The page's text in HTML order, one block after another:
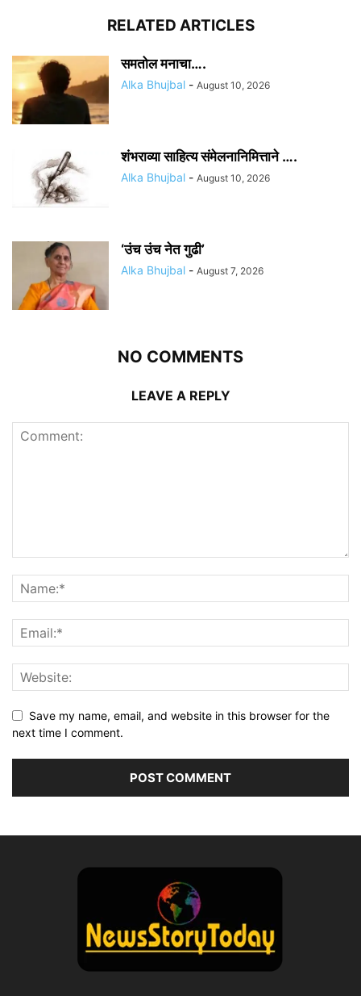
RELATED ARTICLES
समतोल मनाचा….
Alka Bhujbal - August 10, 2026
शंभराव्या साहित्य संमेलनानिमित्ताने ….
Alka Bhujbal - August 10, 2026
‘उंच उंच नेत गुढी’
Alka Bhujbal - August 7, 2026
NO COMMENTS
LEAVE A REPLY
Save my name, email, and website in this browser for the
next time I comment.